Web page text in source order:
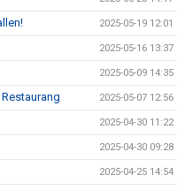
2025-05-19 12:01
2025-05-16 13:37
2025-05-09 14:35
2025-05-07 12:56
2025-04-30 11:22
2025-04-30 09:28
2025-04-25 14:54